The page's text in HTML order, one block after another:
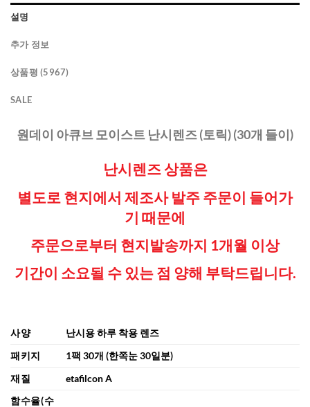
설명
추가 정보
상품평 (5967)
SALE
원데이 아큐브 모이스트 난시렌즈 (토릭) (30개 들이)
난시렌즈 상품은
별도로 현지에서 제조사 발주 주문이 들어가
기 때문에
주문으로부터 현지발송까지 1개월 이상
기간이 소요될 수 있는 점 양해 부탁드립니다.
사양
난시용 하루 착용 렌즈
패키지
1팩 30개 (한쪽눈 30일분)
재질
etafilcon A
함수율(수